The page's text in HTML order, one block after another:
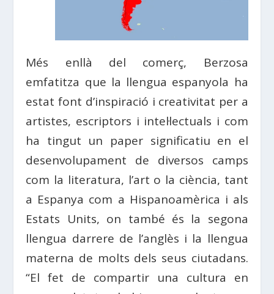
Més enllà del comerç, Berzosa
emfatitza que la llengua espanyola ha
estat font d’inspiració i creativitat per a
artistes, escriptors i intel·lectuals i com
ha tingut un paper significatiu en el
desenvolupament de diversos camps
com la literatura, l’art o la ciència, tant
a Espanya com a Hispanoamèrica i als
Estats Units, on també és la segona
llengua darrere de l’anglès i la llengua
materna de molts dels seus ciutadans.
“El fet de compartir una cultura en